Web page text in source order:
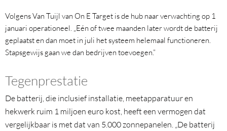
Volgens Van Tuijl van On E Target is de hub naar verwachting op 1
januari operationeel. „Eén of twee maanden later wordt de batterij
geplaatst en dan moet in juli het systeem helemaal functioneren.
Stapsgewijs gaan we dan bedrijven toevoegen.”
Tegenprestatie
De batterij, die inclusief installatie, meetapparatuur en
hekwerk ruim 1 miljoen euro kost, heeft een vermogen dat
vergelijkbaar is met dat van 5.000 zonnepanelen. „De batterij